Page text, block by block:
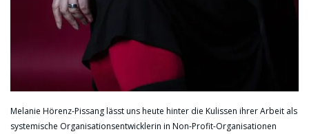
Melanie Hörenz-Pissang lässt uns heute hinter die Kulissen ihrer Arbeit als
systemische Organisationsentwicklerin in Non-Profit-Organisationen